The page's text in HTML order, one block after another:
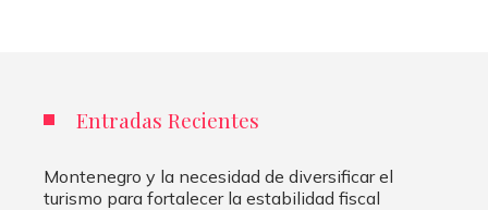
Entradas Recientes
Montenegro y la necesidad de diversificar el
turismo para fortalecer la estabilidad fiscal